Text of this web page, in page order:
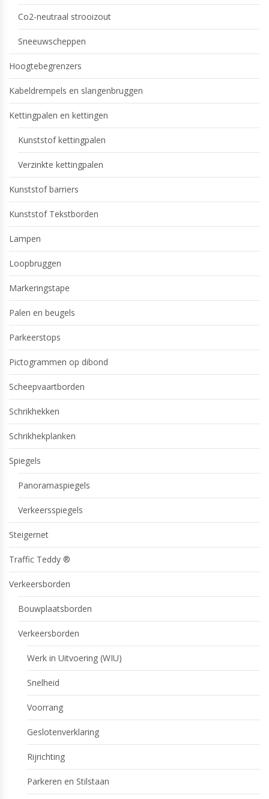
Co2-neutraal strooizout
Sneeuwscheppen
Hoogtebegrenzers
Kabeldrempels en slangenbruggen
Kettingpalen en kettingen
Kunststof kettingpalen
Verzinkte kettingpalen
Kunststof barriers
Kunststof Tekstborden
Lampen
Loopbruggen
Markeringstape
Palen en beugels
Parkeerstops
Pictogrammen op dibond
Scheepvaartborden
Schrikhekken
Schrikhekplanken
Spiegels
Panoramaspiegels
Verkeersspiegels
Steigernet
Traffic Teddy ®
Verkeersborden
Bouwplaatsborden
Verkeersborden
Werk in Uitvoering (WIU)
Snelheid
Voorrang
Geslotenverklaring
Rijrichting
Parkeren en Stilstaan